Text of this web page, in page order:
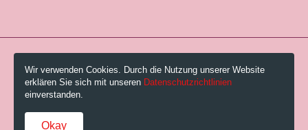
© 2026 Pestalozzi-Bibliothek Zürich.
Impressum
Gebühren und AGB
Wir verwenden Cookies. Durch die Nutzung unserer Website
erklären Sie sich mit unseren Datenschutzrichtlinien
einverstanden.
Okay